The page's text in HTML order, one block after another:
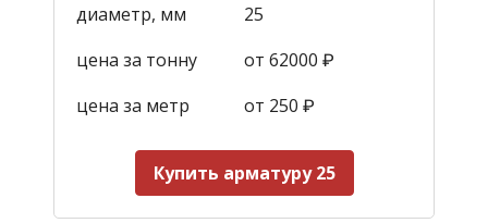
диаметр, мм
25
цена за тонну
от 62000 ₽
цена за метр
от 250 ₽
Купить арматуру 25